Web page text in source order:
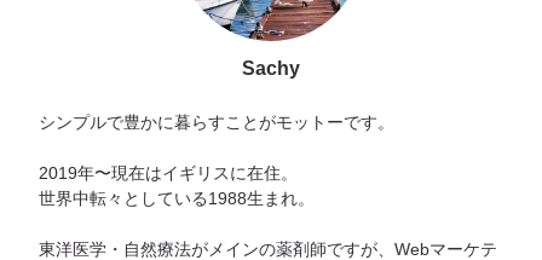
Sachy
シンプルで豊かに暮らすことがモットーです。
2019年〜現在はイギリスに在住。
世界中転々としている1988生まれ。
東洋医学・自然療法がメインの薬剤師ですが、Webマーケテ